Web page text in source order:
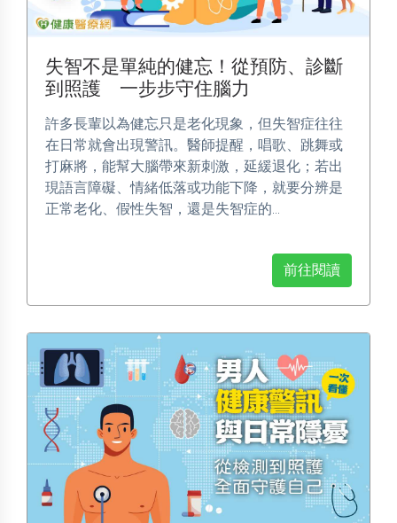
失智不是單純的健忘！從預防、診斷
到照護 一步步守住腦力
許多長輩以為健忘只是老化現象，但失智症往往
在日常就會出現警訊。醫師提醒，唱歌、跳舞或
打麻將，能幫大腦帶來新刺激，延緩退化；若出
現語言障礙、情緒低落或功能下降，就要分辨是
正常老化、假性失智，還是失智症的...
前往閱讀